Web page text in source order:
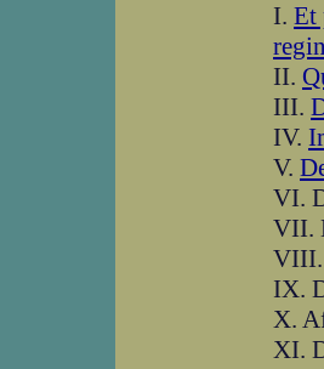
I. Et
II.
III.
IV.
V.
VI.
VII.
VIII.
IX.
X.
XI.